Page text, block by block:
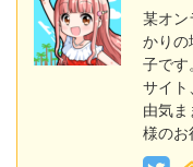
某オン
かりの
子です
サイト
由気
様のお